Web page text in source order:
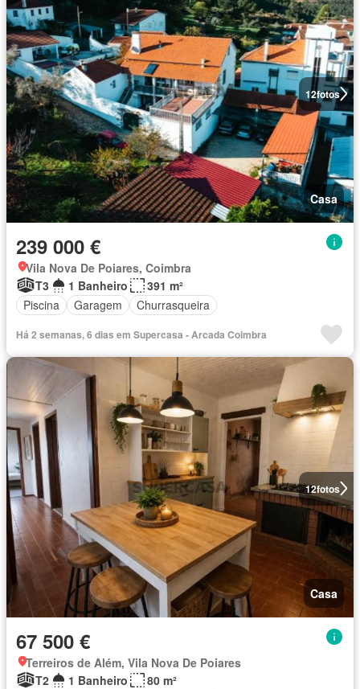
12fotos
Casa
239 000 €
Vila Nova De Poiares, Coimbra
T3
1 Banheiro
391 m²
Piscina
Garagem Churrasqueira
Há 2 semanas, 6 dias em Supercasa - Arcada Coimbra
12fotos
Casa
67 500 €
Terreiros de Além, Vila Nova De Poiares
T2
1 Banheiro
80 m²